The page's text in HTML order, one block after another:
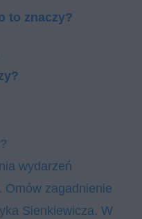
to znaczy?
wydarzeń
Omów zagadnienie
Sienkiewicza. W